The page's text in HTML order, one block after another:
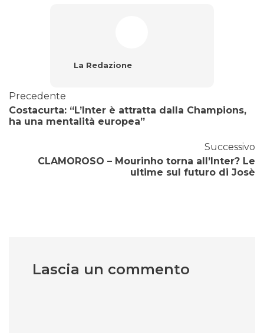
La Redazione
Precedente
Costacurta: “L’Inter è attratta dalla Champions,
ha una mentalità europea”
Successivo
CLAMOROSO – Mourinho torna all’Inter? Le
ultime sul futuro di Josè
Lascia un commento